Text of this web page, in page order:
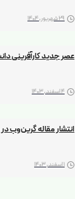
29 شهریور, 1404
عصر جدید کارآفرینی
4 اسفند, 1403
انتشار مقاله گرین‌وب
1 اسفند, 1403